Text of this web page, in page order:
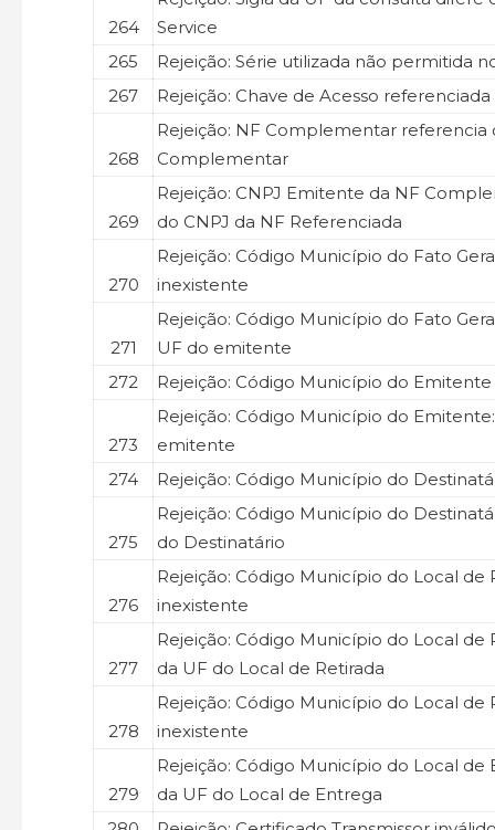
264
Service
265
Rejeição: Série utilizada não permitida
267
Rejeição: Chave de Acesso
268
Rejeição: NF Complementar referencia
Complementar
269
Rejeição: CNPJ Emitente da NF
do CNPJ da NF Referenciada
270
Rejeição: Código Município do Fato
inexistente
271
Rejeição: Código Município do Fato
UF do emitente
272
Rejeição: Código Município do
273
Rejeição: Código Município do
emitente
274
Rejeição: Código Município do
275
Rejeição: Código Município do
do Destinatário
276
Rejeição: Código Município do Local de
inexistente
277
Rejeição: Código Município do Local de
da UF do Local de Retirada
278
Rejeição: Código Município do Local de
inexistente
279
Rejeição: Código Município do Local de
da UF do Local de Entrega